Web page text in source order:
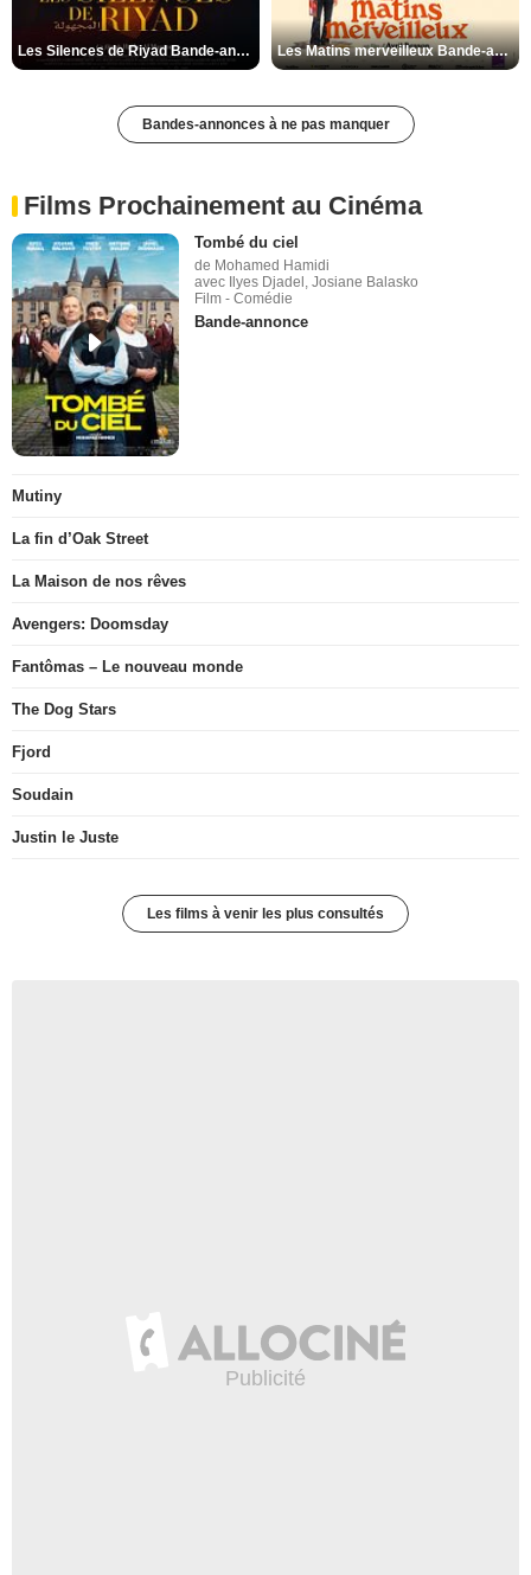
Les Silences de Riyad Bande-annonce VO STFR Les Matins merveilleux Bande-annonce VF
Bandes-annonces à ne pas manquer
Films Prochainement au Cinéma
Tombé du ciel
de Mohamed Hamidi
avec Ilyes Djadel, Josiane Balasko
Film - Comédie
Bande-annonce
Mutiny
La fin d’Oak Street
La Maison de nos rêves
Avengers: Doomsday
Fantômas – Le nouveau monde
The Dog Stars
Fjord
Soudain
Justin le Juste
Les films à venir les plus consultés